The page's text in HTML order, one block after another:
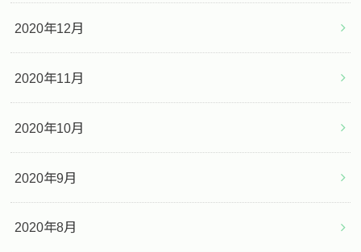
2020年12月
2020年11月
2020年10月
2020年9月
2020年8月